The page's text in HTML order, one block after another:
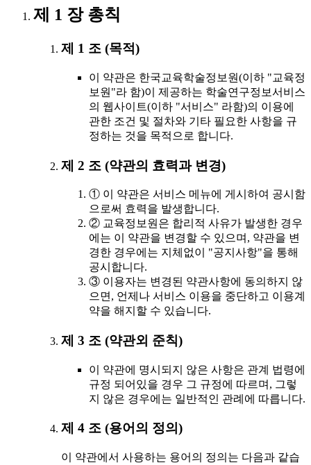
제 1 장 총칙
제 1 조 (목적)
이 약관은 한국교육학술정보원(이하 "교육정
보원"라 함)이 제공하는 학술연구정보서비스
의 웹사이트(이하 "서비스" 라함)의 이용에
관한 조건 및 절차와 기타 필요한 사항을 규
정하는 것을 목적으로 합니다.
제 2 조 (약관의 효력과 변경)
① 이 약관은 서비스 메뉴에 게시하여 공시함
으로써 효력을 발생합니다.
② 교육정보원은 합리적 사유가 발생한 경우
에는 이 약관을 변경할 수 있으며, 약관을 변
경한 경우에는 지체없이 "공지사항"을 통해
공시합니다.
③ 이용자는 변경된 약관사항에 동의하지 않
으면, 언제나 서비스 이용을 중단하고 이용계
약을 해지할 수 있습니다.
제 3 조 (약관외 준칙)
이 약관에 명시되지 않은 사항은 관계 법령에
규정 되어있을 경우 그 규정에 따르며, 그렇
지 않은 경우에는 일반적인 관례에 따릅니다.
제 4 조 (용어의 정의)
이 약관에서 사용하는 용어의 정의는 다음과 같습